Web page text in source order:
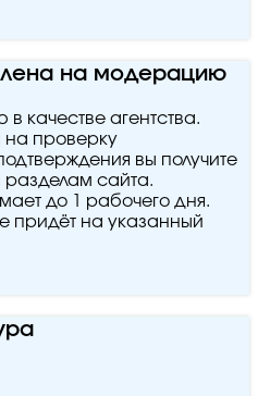
на модерацию
качестве агентства.
на проверку
вы получите
разделам сайта.
до 1 рабочего дня.
придёт на указанный